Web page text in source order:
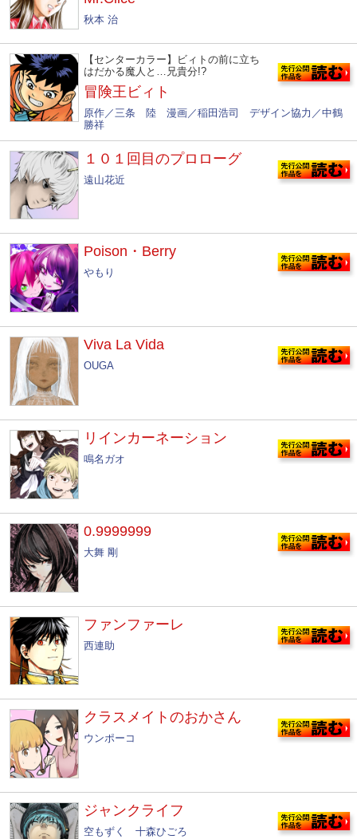
秋本 治
【センターカラー】ビィトの前に立ち
はだかる魔人と…兄貴分!?
冒険王ビィト
原作／三条 陸 漫画／稲田浩司 デザイン協力／中鶴
勝祥
１０１回目のプロローグ
遠山花近
Poison・Berry
やもり
Viva La Vida
OUGA
リインカーネーション
鳴名ガオ
0.9999999
大舞 剛
ファンファーレ
西連助
クラスメイトのおかさん
ウンポーコ
ジャンクライフ
空もずく 十森ひごろ